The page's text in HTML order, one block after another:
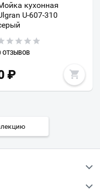
кухонная
U-607-310
ОТЗЫВОВ
₽